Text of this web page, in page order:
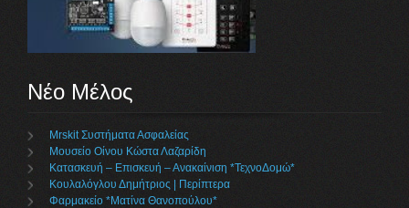
Νέο Μέλος
Mrskit Συστήματα Ασφαλείας
Μουσείο Οίνου Κώστα Λαζαρίδη
Κατασκευή – Επισκευή – Ανακαίνιση *ΤεχνοΔομώ*
Κουλαλόγλου Δημήτριος | Περίπτερα
Φαρμακείο *Ματίνα Θανοπούλου*